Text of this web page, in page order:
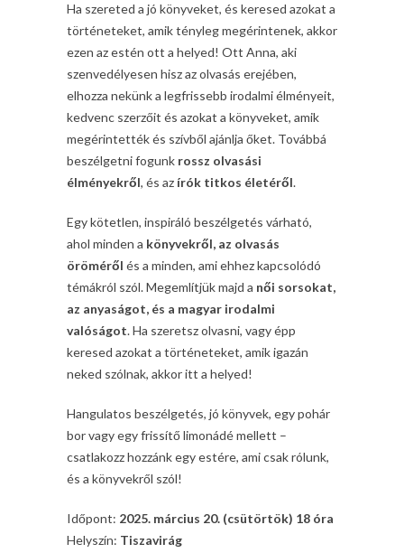
Ha szereted a jó könyveket, és keresed azokat a
történeteket, amik tényleg megérintenek, akkor
ezen az estén ott a helyed! Ott Anna, aki
szenvedélyesen hisz az olvasás erejében,
elhozza nekünk a legfrissebb irodalmi élményeit,
kedvenc szerzőit és azokat a könyveket, amik
megérintették és szívből ajánlja őket. Továbbá
beszélgetni fogunk rossz olvasási
élményekről, és az írók titkos életéről.
Egy kötetlen, inspiráló beszélgetés várható,
ahol minden a könyvekről, az olvasás
öröméről és a minden, ami ehhez kapcsolódó
témákról szól. Megemlítjük majd a női sorsokat,
az anyaságot, és a magyar irodalmi
valóságot. Ha szeretsz olvasni, vagy épp
keresed azokat a történeteket, amik igazán
neked szólnak, akkor itt a helyed!
Hangulatos beszélgetés, jó könyvek, egy pohár
bor vagy egy frissítő limonádé mellett –
csatlakozz hozzánk egy estére, ami csak rólunk,
és a könyvekről szól!
Időpont: 2025. március 20. (csütörtök) 18 óra
Helyszín: Tiszavirág